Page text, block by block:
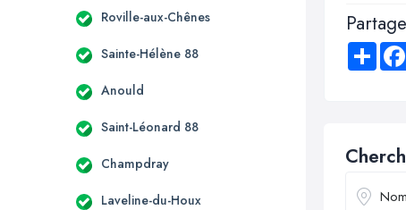
Roville-aux-Chênes
Sainte-Hélène 88
Anould
Saint-Léonard 88
Champdray
Laveline-du-Houx
Share